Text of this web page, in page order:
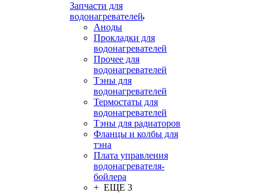
Запчасти для
водонагревателей
Аноды
Прокладки для
водонагревателей
Прочее для
водонагревателей
Тэны для
водонагревателей
Термостаты для
водонагревателей
Тэны для радиаторов
Фланцы и колбы для
тэна
Плата управления
водонагревателя-
бойлера
+ ЕЩЕ 3